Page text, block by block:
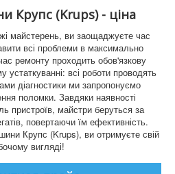
Крупс (Krups) - ціна
майстерень, ви заощаджуєте час
всі проблеми в максимально
ремонту проходить обов'язкову
устаткуванні: всі роботи проводять
діагностики ми запропонуємо
поломки. Завдяки наявності
пристроїв, майстри беруться за
повертаючи їм ефективність.
Крупс (Krups), ви отримуєте свій
вигляді!